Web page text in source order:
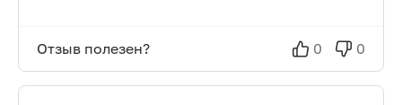
Отзыв полезен? 0 0